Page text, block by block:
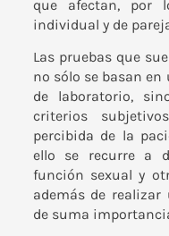
que afectan, por
individual y de
Las pruebas que
no sólo se basan
de laboratorio,
criterios
percibida de la
ello se recurre a
función sexual y
además de
de suma